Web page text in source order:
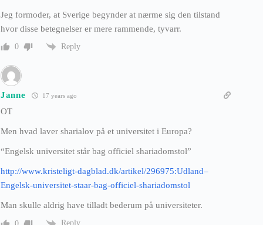
Jeg formoder, at Sverige begynder at nærme sig den tilstand
hvor disse betegnelser er mere rammende, tyvarr.
0 Reply
Janne 17 years ago
OT
Men hvad laver sharialov på et universitet i Europa?
“Engelsk universitet står bag officiel shariadomstol”
http://www.kristeligt-dagblad.dk/artikel/296975:Udland–
Engelsk-universitet-staar-bag-officiel-shariadomstol
Man skulle aldrig have tilladt bederum på universiteter.
Reply